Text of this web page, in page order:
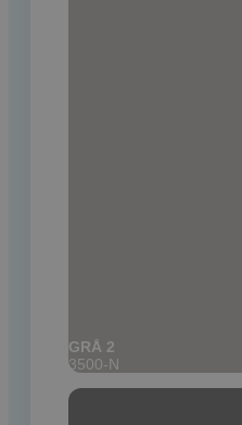
GRÅ 2
3500-N